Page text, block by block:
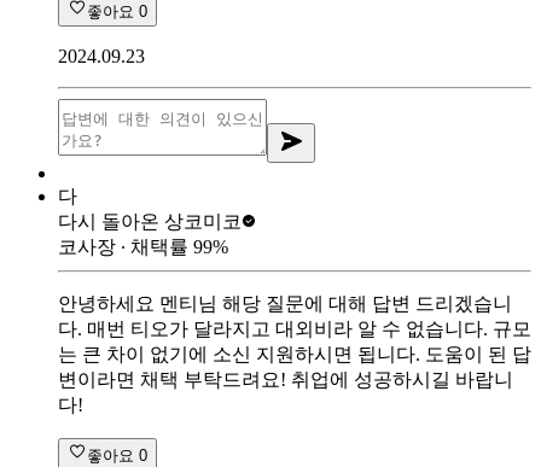
좋아요 0
2024.09.23
다
다시 돌아온 상코미코
코사장 ∙ 채택률 99%
안녕하세요 멘티님 해당 질문에 대해 답변 드리겠습니
다. 매번 티오가 달라지고 대외비라 알 수 없습니다. 규모
는 큰 차이 없기에 소신 지원하시면 됩니다. 도움이 된 답
변이라면 채택 부탁드려요! 취업에 성공하시길 바랍니
다!
좋아요 0